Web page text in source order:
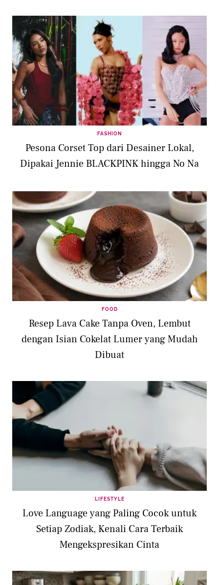
FASHION
Pesona Corset Top dari Desainer Lokal,
Dipakai Jennie BLACKPINK hingga No Na
FOOD
Resep Lava Cake Tanpa Oven, Lembut
dengan Isian Cokelat Lumer yang Mudah
Dibuat
LIFESTYLE
Love Language yang Paling Cocok untuk
Setiap Zodiak, Kenali Cara Terbaik
Mengekspresikan Cinta